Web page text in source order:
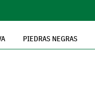
PIEDRAS NEGRAS